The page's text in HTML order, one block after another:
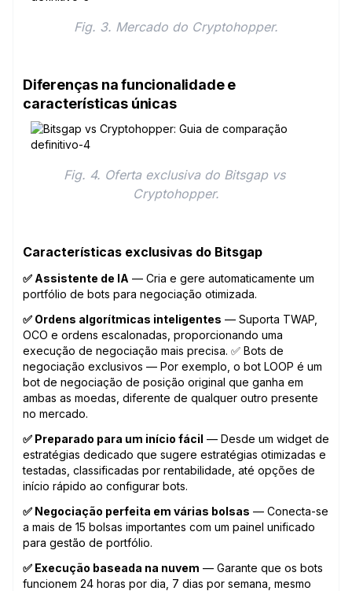
Fig. 3. Mercado do Cryptohopper.
Diferenças na funcionalidade e
características únicas
Fig. 4. Oferta exclusiva do Bitsgap vs
Cryptohopper.
Características exclusivas do Bitsgap
✅ Assistente de IA — Cria e gere automaticamente um
portfólio de bots para negociação otimizada.
✅ Ordens algorítmicas inteligentes — Suporta TWAP,
OCO e ordens escalonadas, proporcionando uma
execução de negociação mais precisa. ✅ Bots de
negociação exclusivos — Por exemplo, o bot LOOP é um
bot de negociação de posição original que ganha em
ambas as moedas, diferente de qualquer outro presente
no mercado.
✅ Preparado para um início fácil — Desde um widget de
estratégias dedicado que sugere estratégias otimizadas e
testadas, classificadas por rentabilidade, até opções de
início rápido ao configurar bots.
✅ Negociação perfeita em várias bolsas — Conecta-se
a mais de 15 bolsas importantes com um painel unificado
para gestão de portfólio.
✅ Execução baseada na nuvem — Garante que os bots
funcionem 24 horas por dia, 7 dias por semana, mesmo